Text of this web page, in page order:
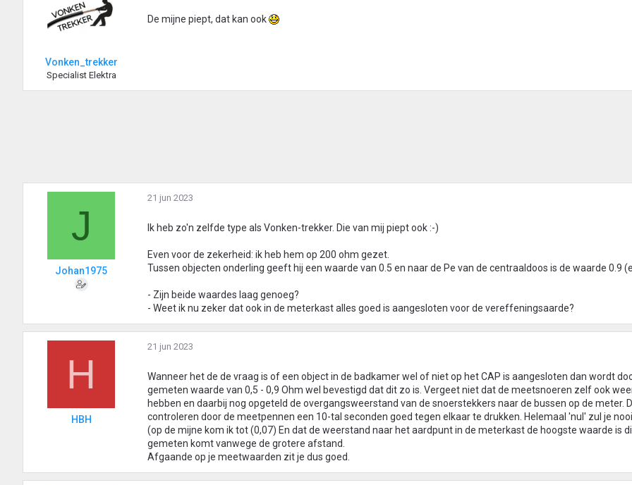
r
n
Vonken_trekker
Specialist Elektra
De mijne piept, dat kan ook
J
Johan1975
21 jun 2023
Ik heb zo'n zelfde type als Vonken-trekker. Die van mij piept ook :-)
Even voor de zekerheid: ik heb hem op 200 ohm gezet.
Tussen objecten onderling geeft hij een waarde van 0.5 en naar de Pe van de centraaldoos is de waarde 0.9
- Zijn beide waardes laag genoeg?
- Weet ik nu zeker dat ook in de meterkast alles goed is aangesloten voor de vereffeningsaarde?
H
HBH
21 jun 2023
Wanneer het de de vraag is of een object in de badkamer wel of niet op het CAP is aangesloten dan wordt
gemeten waarde van 0,5 - 0,9 Ohm wel bevestigd dat dit zo is. Vergeet niet dat de meetsnoeren zelf ook
hebben en daarbij nog opgeteld de overgangsweerstand van de snoerstekkers naar de bussen op de meter.
controleren door de meetpennen een 10-tal seconden goed tegen elkaar te drukken. Helemaal 'nul' zul je
(op de mijne kom ik tot (0,07) En dat de weerstand naar het aardpunt in de meterkast de hoogste waarde is
gemeten komt vanwege de grotere afstand.
Afgaande op je meetwaarden zit je dus goed.